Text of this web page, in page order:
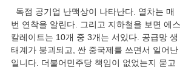
번 연착을 알린다. 그리고 지하철을 보면 에스
칼레이트는 10개 중 3개는 서있다. 공급망 생
태계가 붕괴되고, 싼 중국제를 쓰면서 일어난
일니다. 더불어민주당 책임이 없었는지 묻고